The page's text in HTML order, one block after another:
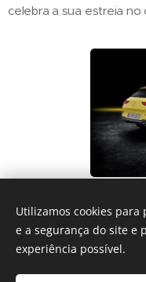
celebra a sua estreia no
Share
Utilizamos cookies
e a segurança do site e
experiência possível.